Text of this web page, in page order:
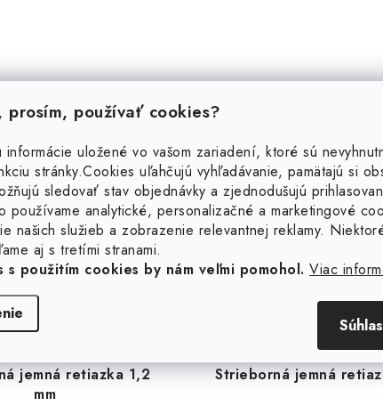
prosím, používať cookies?
informácie uložené vo vašom zariadení, ktoré sú
stránky.Cookies uľahčujú vyhľadávanie, pamätajú si
sledovať stav objednávky a zjednodušujú
používame analytické, personalizačné a marketingové
našich služieb a zobrazenie relevantnej reklamy.
aj s tretími stranami.
s použitím cookies by nám veľmi pomohol. Viac
Súvisiaci tovar
jemná retiazka 1,2
mm
Strieborná jemná